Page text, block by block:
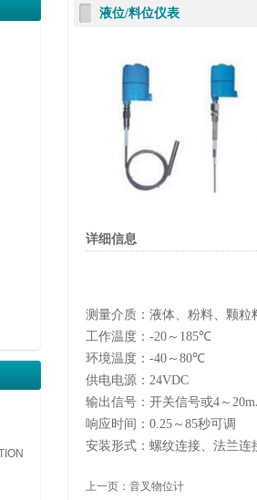
液位/料位仪表
详细信息
测量介质：液体、粉料、颗粒
工作温度： -20 ～ 185℃
环境温度： -40 ～ 80℃
供电电源： 24VDC
输出信号：开关信号或4 ～
响应时间： 0.25 ～ 85秒可调
安装形式：螺纹连接、法兰连
上一页： 音叉物位计